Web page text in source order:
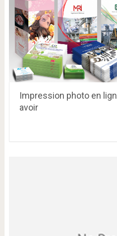
Impression photo en
avoir